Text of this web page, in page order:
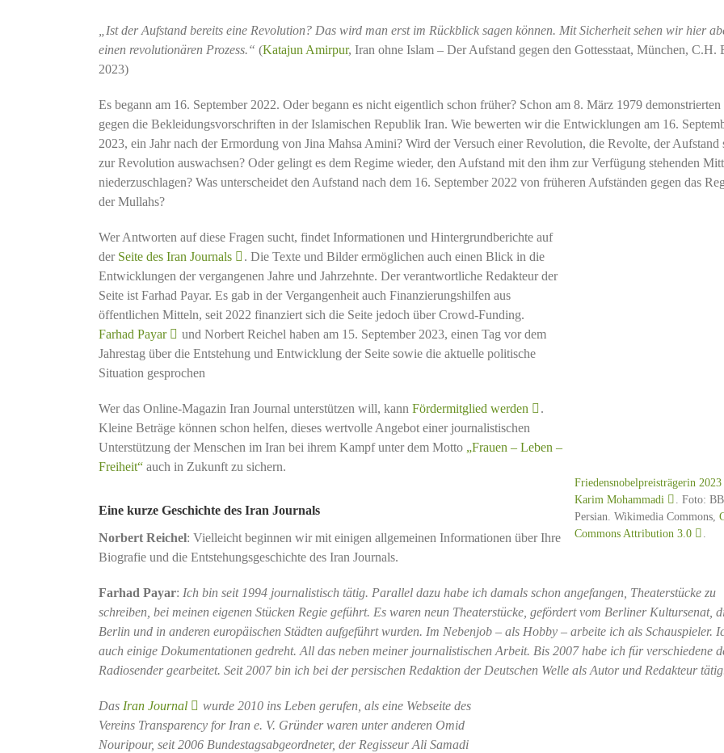
„Ist der Aufstand bereits eine Revolution? Das wird man erst im Rückblick sagen können. Mit Sicherheit sehen wir hier
einen revolutionären Prozess.“ (Katajun Amirpur, Iran ohne Islam – Der Aufstand gegen den Gottesstaat, München, C.H.
2023)
Es begann am 16. September 2022. Oder begann es nicht eigentlich schon früher? Schon am 8. März 1979 demonstrierten
gegen die Bekleidungsvorschriften in der Islamischen Republik Iran. Wie bewerten wir die Entwicklungen am 16.
2023, ein Jahr nach der Ermordung von Jina Mahsa Amini? Wird der Versuch einer Revolution, die Revolte, der Aufstand
zur Revolution auswachsen? Oder gelingt es dem Regime wieder, den Aufstand mit den ihm zur Verfügung stehenden
niederzuschlagen? Was unterscheidet den Aufstand nach dem 16. September 2022 von früheren Aufständen gegen das
der Mullahs?
Friedensnobelpreisträgerin 2023
Karim Mohammadi
. Foto:
Persian. Wikimedia Commons,
Commons Attribution 3.0
.
Wer Antworten auf diese Fragen sucht, findet Informationen und Hintergrundberichte auf
der Seite des Iran Journals
. Die Texte und Bilder ermöglichen auch einen Blick in die
Entwicklungen der vergangenen Jahre und Jahrzehnte. Der verantwortliche Redakteur der
Seite ist Farhad Payar. Es gab in der Vergangenheit auch Finanzierungshilfen aus
öffentlichen Mitteln, seit 2022 finanziert sich die Seite jedoch über Crowd-Funding.
Farhad Payar
und Norbert Reichel haben am 15. September 2023, einen Tag vor dem
Jahrestag über die Entstehung und Entwicklung der Seite sowie die aktuelle politische
Situation gesprochen
Wer das Online-Magazin Iran Journal unterstützen will, kann Fördermitglied werden
.
Kleine Beträge können schon helfen, dieses wertvolle Angebot einer journalistischen
Unterstützung der Menschen im Iran bei ihrem Kampf unter dem Motto „Frauen – Leben –
Freiheit“auch in Zukunft zu sichern.
Eine kurze Geschichte des Iran Journals
Norbert Reichel: Vielleicht beginnen wir mit einigen allgemeinen Informationen über Ihre
Biografie und die Entstehungsgeschichte des Iran Journals.
Farhad Payar: Ich bin seit 1994 journalistisch tätig. Parallel dazu habe ich damals schon angefangen, Theaterstücke zu
schreiben, bei meinen eigenen Stücken Regie geführt. Es waren neun Theaterstücke, gefördert vom Berliner Kultursenat,
Berlin und in anderen europäischen Städten aufgeführt wurden. Im Nebenjob – als Hobby – arbeite ich als Schauspieler.
auch einige Dokumentationen gedreht. All das neben meiner journalistischen Arbeit. Bis 2007 habe ich für verschiedene
Radiosender gearbeitet. Seit 2007 bin ich bei der persischen Redaktion der Deutschen Welle als Autor und Redakteur
Das Iran Journal
wurde 2010 ins Leben gerufen, als eine Webseite des
Vereins Transparency for Iran e. V. Gründer waren unter anderen Omid
Nouripour, seit 2006 Bundestagsabgeordneter, der Regisseur Ali Samadi